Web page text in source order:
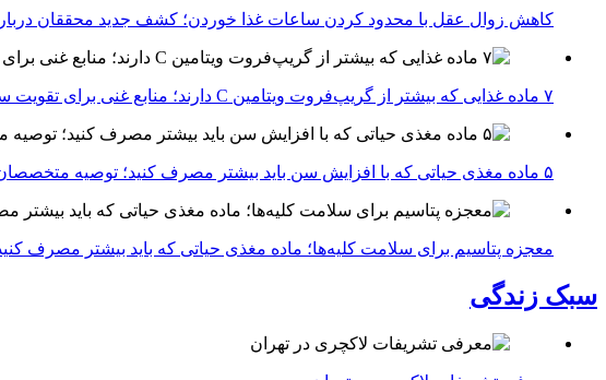
کاهش زوال عقل با محدود کردن ساعات غذا خوردن؛ کشف جدید محققان
۷ ماده غذایی که بیشتر از گریپ‌فروت ویتامین C دارند؛ منابع غنی برای تقویت سیستم ایمنی
۵ ماده مغذی حیاتی که با افزایش سن باید بیشتر مصرف کنید؛ توصیه متخصصان تغذیه برای سالمندی سالم
معجزه پتاسیم برای سلامت کلیه‌ها؛ ماده مغذی حیاتی که باید بیشتر مصرف
سبک زندگی